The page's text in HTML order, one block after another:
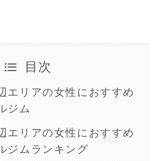
目次
エリアの女性におすすめ
ジム
エリアの女性におすすめ
ジムランキング